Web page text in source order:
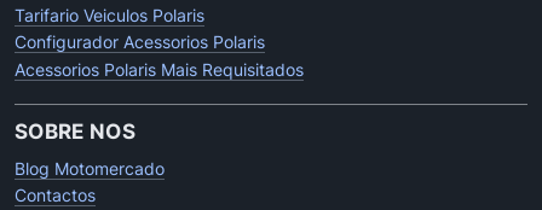
Tarifario Veiculos Polaris
Configurador Acessorios Polaris
Acessorios Polaris Mais Requisitados
SOBRE NOS
Blog Motomercado
Contactos